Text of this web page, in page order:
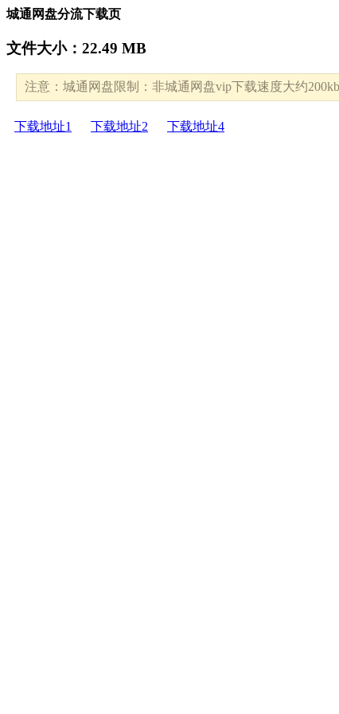
城通网盘分流下载页
文件大小：22.49 MB
注意：城通网盘限制：非城通网盘vip下载速度大约
下载地址1 下载地址2 下载地址4